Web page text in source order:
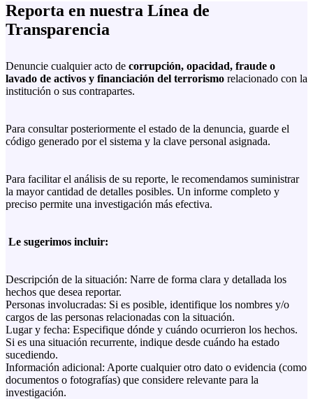
Reporta en nuestra Línea de
Transparencia
Denuncie cualquier acto de corrupción, opacidad, fraude o
lavado de activos y financiación del terrorismo relacionado con la
institución o sus contrapartes.
Para consultar posteriormente el estado de la denuncia, guarde el
código generado por el sistema y la clave personal asignada.
Para facilitar el análisis de su reporte, le recomendamos suministrar
la mayor cantidad de detalles posibles. Un informe completo y
preciso permite una investigación más efectiva.
Le sugerimos incluir:
Descripción de la situación: Narre de forma clara y detallada los
hechos que desea reportar.
Personas involucradas: Si es posible, identifique los nombres y/o
cargos de las personas relacionadas con la situación.
Lugar y fecha: Especifique dónde y cuándo ocurrieron los hechos.
Si es una situación recurrente, indique desde cuándo ha estado
sucediendo.
Información adicional: Aporte cualquier otro dato o evidencia (como
documentos o fotografías) que considere relevante para la
investigación.